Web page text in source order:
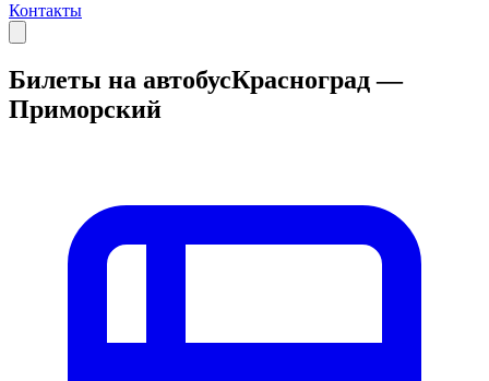
Контакты
Билеты на автобусКрасноград —
Приморский